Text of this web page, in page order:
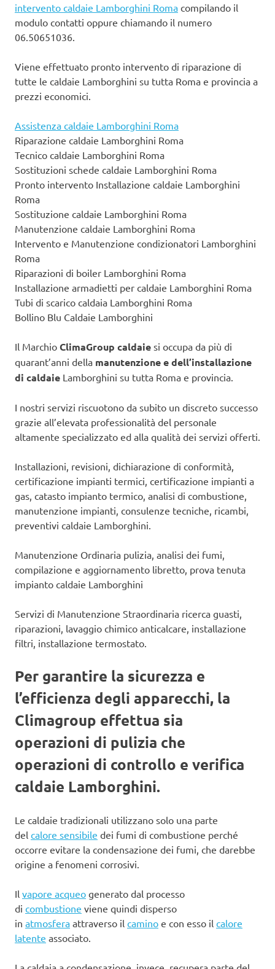
intervento caldaie Lamborghini Roma compilando il
modulo contatti oppure chiamando il numero
06.50651036.
Viene effettuato pronto intervento di riparazione di
tutte le caldaie Lamborghini su tutta Roma e provincia a
prezzi economici.
Assistenza caldaie Lamborghini Roma
Riparazione caldaie Lamborghini Roma
Tecnico caldaie Lamborghini Roma
Sostituzioni schede caldaie Lamborghini Roma
Pronto intervento Installazione caldaie Lamborghini
Roma
Sostituzione caldaie Lamborghini Roma
Manutenzione caldaie Lamborghini Roma
Intervento e Manutenzione condizionatori Lamborghini
Roma
Riparazioni di boiler Lamborghini Roma
Installazione armadietti per caldaie Lamborghini Roma
Tubi di scarico caldaia Lamborghini Roma
Bollino Blu Caldaie Lamborghini
Il Marchio ClimaGroup caldaie si occupa da più di
quarant’anni della manutenzione e dell’installazione
di caldaie Lamborghini su tutta Roma e provincia.
I nostri servizi riscuotono da subito un discreto successo
grazie all’elevata professionalità del personale
altamente specializzato ed alla qualità dei servizi offerti.
Installazioni, revisioni, dichiarazione di conformità,
certificazione impianti termici, certificazione impianti a
gas, catasto impianto termico, analisi di combustione,
manutenzione impianti, consulenze tecniche, ricambi,
preventivi caldaie Lamborghini.
Manutenzione Ordinaria pulizia, analisi dei fumi,
compilazione e aggiornamento libretto, prova tenuta
impianto caldaie Lamborghini
Servizi di Manutenzione Straordinaria ricerca guasti,
riparazioni, lavaggio chimico anticalcare, installazione
filtri, installazione termostato.
Per garantire la sicurezza e
l’efficienza degli apparecchi, la
Climagroup effettua sia
operazioni di pulizia che
operazioni di controllo e verifica
caldaie Lamborghini.
Le caldaie tradizionali utilizzano solo una parte
del calore sensibile dei fumi di combustione perché
occorre evitare la condensazione dei fumi, che darebbe
origine a fenomeni corrosivi.
Il vapore acqueo generato dal processo
di combustione viene quindi disperso
in atmosfera attraverso il camino e con esso il calore
latente associato.